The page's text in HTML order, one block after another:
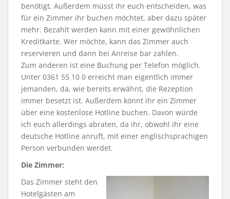
benötigt. Außerdem müsst ihr euch entscheiden, was
für ein Zimmer ihr buchen möchtet, aber dazu später
mehr. Bezahlt werden kann mit einer gewöhnlichen
Kreditkarte. Wer möchte, kann das Zimmer auch
reservieren und dann bei Anreise bar zahlen.
Zum anderen ist eine Buchung per Telefon möglich.
Unter 0361 55 10 0 erreicht man eigentlich immer
jemanden, da, wie bereits erwähnt, die Rezeption
immer besetzt ist. Außerdem könnt ihr ein Zimmer
über eine kostenlose Hotline buchen. Davon würde
ich euch allerdings abraten, da ihr, obwohl ihr eine
deutsche Hotline anruft, mit einer englischsprachigen
Person verbunden werdet.
Die Zimmer:
Das Zimmer steht den
Hotelgästen am